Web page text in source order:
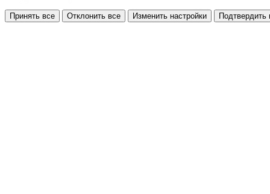
Принять все Отклонить все Изменить настройки Подтвердить